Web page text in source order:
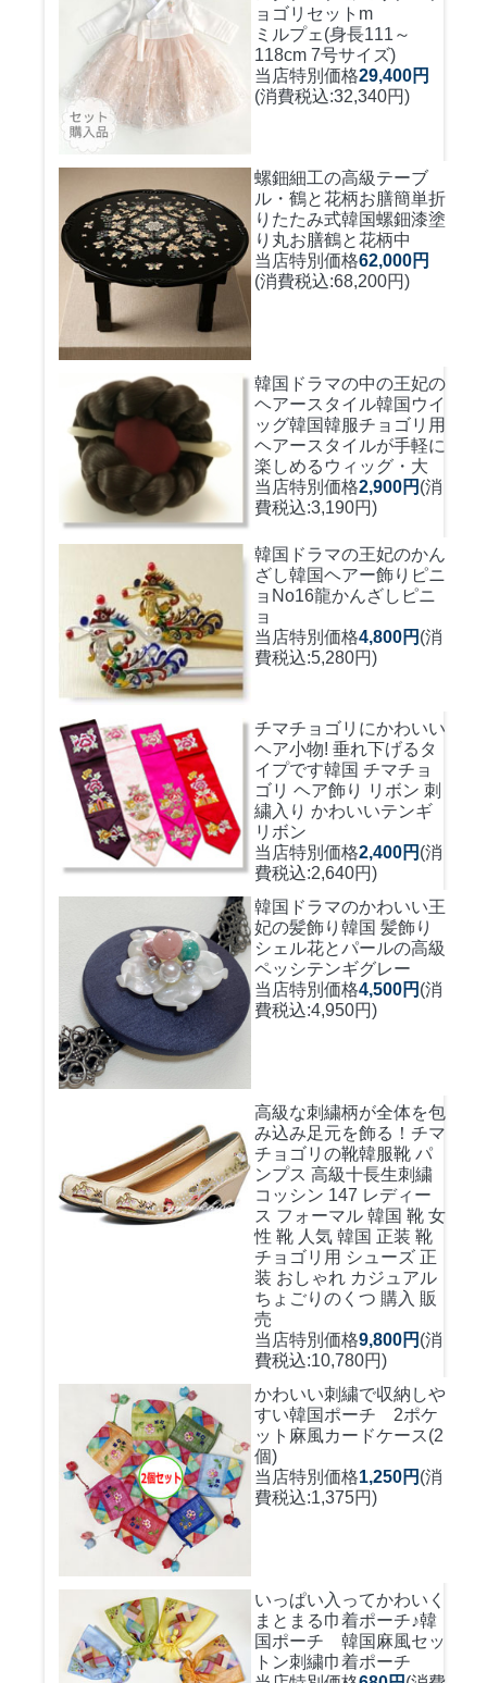
ョゴリセットm
ミルプェ(身長111～
118cm 7号サイズ)
当店特別価格29,400円
(消費税込:32,340円)
螺鈿細工の高級テーブ
ル・鶴と花柄お膳簡単折
りたたみ式韓国螺鈿漆塗
り丸お膳鶴と花柄中
当店特別価格62,000円
(消費税込:68,200円)
韓国ドラマの中の王妃の
ヘアースタイル韓国ウイ
ッグ韓国韓服チョゴリ用
ヘアースタイルが手軽に
楽しめるウィッグ・大
当店特別価格2,900円 (消
費税込:3,190円)
韓国ドラマの王妃のかん
ざし韓国ヘアー飾りピニ
ョNo16龍かんざしピニ
ョ
当店特別価格4,800円 (消
費税込:5,280円)
チマチョゴリにかわいい
ヘア小物! 垂れ下げるタ
イプです韓国 チマチョ
ゴリ ヘア飾り リボン 刺
繍入り かわいいテンギ
リボン
当店特別価格2,400円 (消
費税込:2,640円)
韓国ドラマのかわいい王
妃の髪飾り 韓国 髪飾り
シェル花とパールの高級
ペッシテンギグレー
当店特別価格4,500円 (消
費税込:4,950円)
高級な刺繍柄が全体を包
み込み足元を飾る！ チマ
チョゴリの靴韓服靴 パ
ンプス 高級十長生刺繍
コッシン 147 レディー
ス フォーマル 韓国 靴 女
性 靴 人気 韓国 正装 靴
チョゴリ用 シューズ 正
装 おしゃれ カジュアル
ちょごりのくつ 購入 販
売
当店特別価格9,800円 (消
費税込:10,780円)
かわいい刺繍で収納しや
すい韓国ポーチ 2ポケ
ット麻風カードケース(2
個)
当店特別価格1,250円 (消
費税込:1,375円)
いっぱい入ってかわいく
まとまる巾着ポーチ♪韓
国ポーチ 韓国麻風セッ
トン刺繍巾着ポーチ